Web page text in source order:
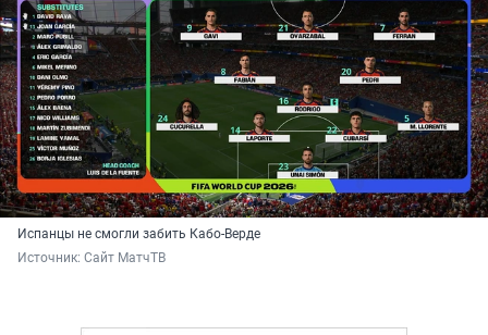
Испанцы не смогли забить Кабо-Верде
Источник: Сайт МатчТВ